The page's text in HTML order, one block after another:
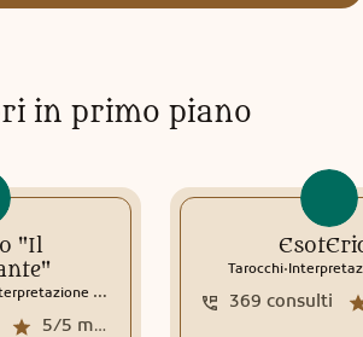
in primo piano
"Il
sogni
5/5 media recensioni
Tarocchi.
369 consulti